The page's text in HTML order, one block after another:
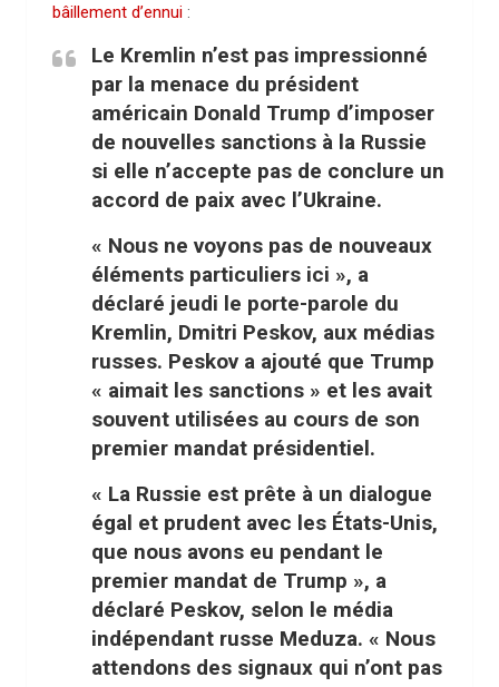
bâillement d’ennui :
Le Kremlin n’est pas impressionné
par la menace du président
américain Donald Trump d’imposer
de nouvelles sanctions à la Russie
si elle n’accepte pas de conclure un
accord de paix avec l’Ukraine.
« Nous ne voyons pas de nouveaux
éléments particuliers ici », a
déclaré jeudi le porte-parole du
Kremlin, Dmitri Peskov, aux médias
russes. Peskov a ajouté que Trump
« aimait les sanctions » et les avait
souvent utilisées au cours de son
premier mandat présidentiel.
« La Russie est prête à un dialogue
égal et prudent avec les États-Unis,
que nous avons eu pendant le
premier mandat de Trump », a
déclaré Peskov, selon le média
indépendant russe Meduza. « Nous
attendons des signaux qui n’ont pas